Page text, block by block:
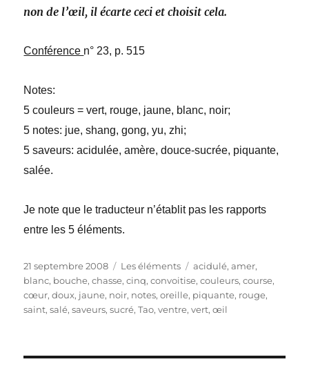
non de l’œil, il écarte ceci et choisit cela.
Conférence n° 23, p. 515
Notes:
5 couleurs = vert, rouge, jaune, blanc, noir;
5 notes: jue, shang, gong, yu, zhi;
5 saveurs: acidulée, amère, douce-sucrée, piquante,
salée.
Je note que le traducteur n’établit pas les rapports
entre les 5 éléments.
Publié
le
21 septembre 2008 Catégories
Les éléments Étiquettes
acidulé,amer,
blanc, bouche,chasse,cinq,convoitise,couleurs,course,
cœur,doux, jaune, noir, notes,oreille, piquante, rouge,
saint,salé,saveurs,sucré,Tao,ventre,vert,œil